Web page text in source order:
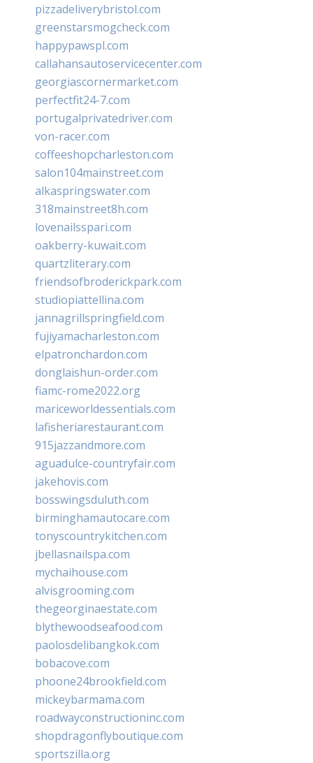
pizzadeliverybristol.com
greenstarsmogcheck.com
happypawspl.com
callahansautoservicecenter.com
georgiascornermarket.com
perfectfit24-7.com
portugalprivatedriver.com
von-racer.com
coffeeshopcharleston.com
salon104mainstreet.com
alkaspringswater.com
318mainstreet8h.com
lovenailsspari.com
oakberry-kuwait.com
quartzliterary.com
friendsofbroderickpark.com
studiopiattellina.com
jannagrillspringfield.com
fujiyamacharleston.com
elpatronchardon.com
donglaishun-order.com
fiamc-rome2022.org
mariceworldessentials.com
lafisheriarestaurant.com
915jazzandmore.com
aguadulce-countryfair.com
jakehovis.com
bosswingsduluth.com
birminghamautocare.com
tonyscountrykitchen.com
jbellasnailspa.com
mychaihouse.com
alvisgrooming.com
thegeorginaestate.com
blythewoodseafood.com
paolosdelibangkok.com
bobacove.com
phoone24brookfield.com
mickeybarmama.com
roadwayconstructioninc.com
shopdragonflyboutique.com
sportszilla.org